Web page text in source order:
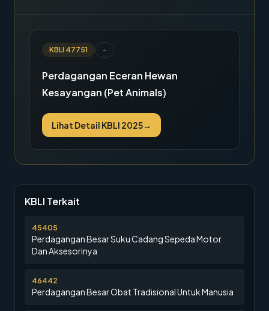
KBLI 47751 -
Perdagangan Eceran Hewan
Kesayangan (Pet Animals)
Lihat Detail KBLI 2025→
KBLI Terkait
45405
Perdagangan Besar Suku Cadang Sepeda Motor
Dan Aksesorinya
46442
Perdagangan Besar Obat Tradisional Untuk Manusia